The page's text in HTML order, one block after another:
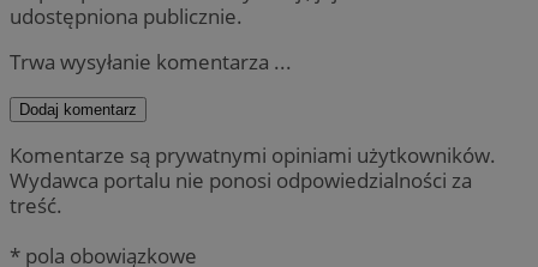
udostępniona publicznie.
Trwa wysyłanie komentarza ...
Dodaj komentarz
Komentarze są prywatnymi opiniami użytkowników.
Wydawca portalu nie ponosi odpowiedzialności za
treść.
* pola obowiązkowe